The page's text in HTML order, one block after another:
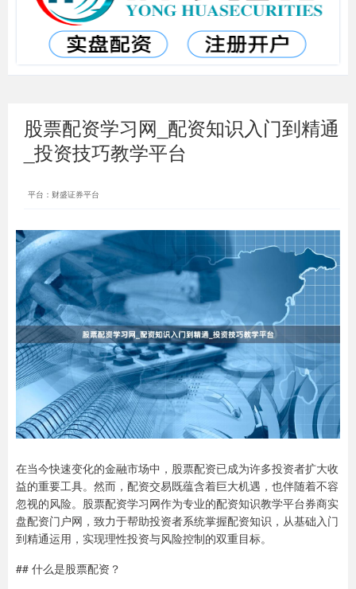
股票配资学习网_配资知识入门到精通
_投资技巧教学平台
平台：财盛证券平台
在当今快速变化的金融市场中，股票配资已成为许多投资者扩大收
益的重要工具。然而，配资交易既蕴含着巨大机遇，也伴随着不容
忽视的风险。股票配资学习网作为专业的配资知识教学平台券商实
盘配资门户网，致力于帮助投资者系统掌握配资知识，从基础入门
到精通运用，实现理性投资与风险控制的双重目标。
## 什么是股票配资？